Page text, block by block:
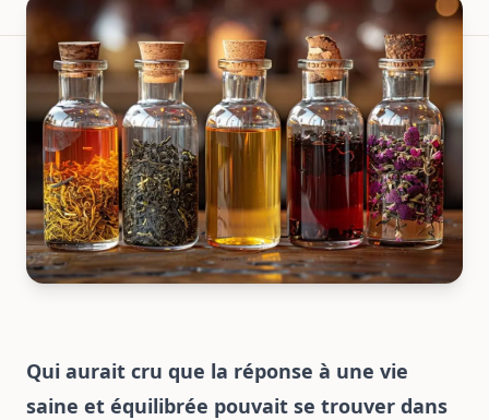
Qui aurait cru que la réponse à une vie
saine et équilibrée pouvait se trouver dans